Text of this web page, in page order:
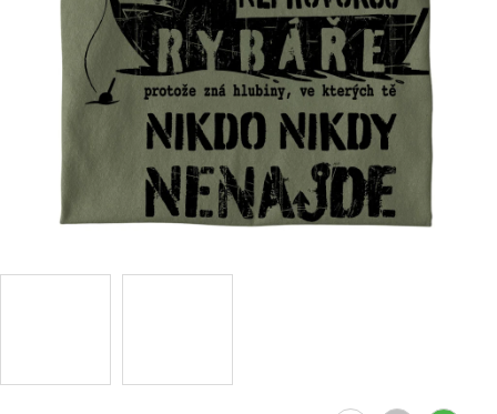
Kolekce
Oblečení
Přihlášení